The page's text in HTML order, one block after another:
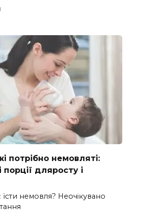
потрібно немовляті:
порції дляросту і
їсти немовля? Неочікувано